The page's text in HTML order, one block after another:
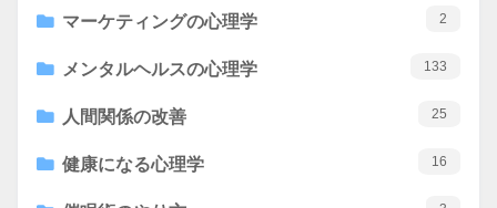
マーケティングの心理学 2
メンタルヘルスの心理学 133
人間関係の改善 25
健康になる心理学 16